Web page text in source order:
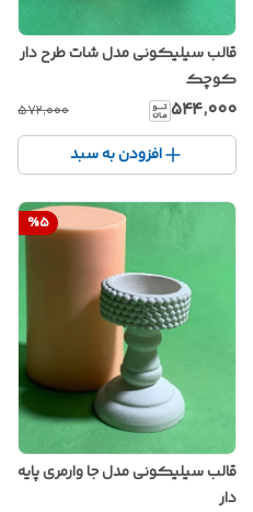
قالب سیلیکونی مدل شات طرح دار
کوچک
۵۴۴٬۰۰۰ ۵۷۲٬۰۰۰
افزودن به سبد
%5
قالب سیلیکونی مدل جا وارمری پایه
دار